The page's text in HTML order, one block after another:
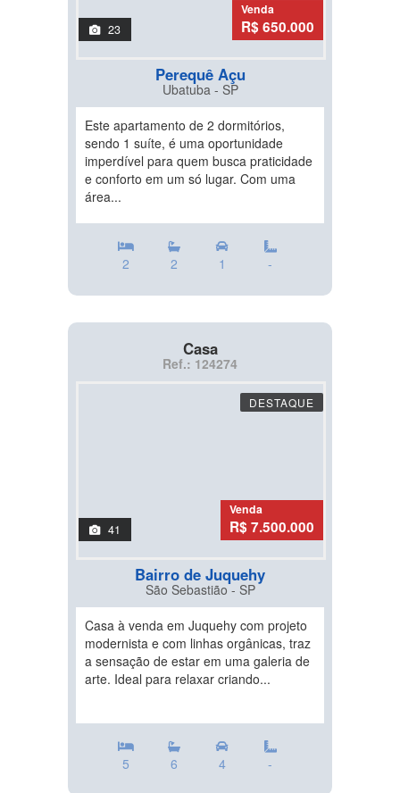
23
Venda
R$ 650.000
Perequê Açu
Ubatuba - SP
Este apartamento de 2 dormitórios,
sendo 1 suíte, é uma oportunidade
imperdível para quem busca praticidade
e conforto em um só lugar. Com uma
área...
2 2 1 -
Casa
Ref.: 124274
DESTAQUE
41
Venda
R$ 7.500.000
Bairro de Juquehy
São Sebastião - SP
Casa à venda em Juquehy com projeto
modernista e com linhas orgânicas, traz
a sensação de estar em uma galeria de
arte. Ideal para relaxar criando...
5 6 4 -